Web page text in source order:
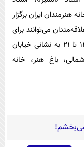
هنرمندان ایران برگزار
می‌توانند برای
دیدن و خریدن این آثار هر روز از ساعت 14 تا 21 به نشانی خیابان
باغ هنر، خانه